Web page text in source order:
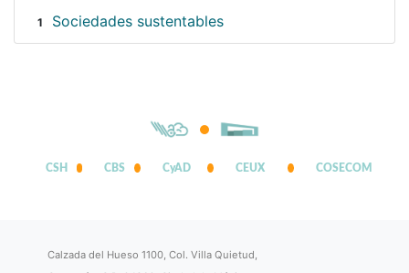
1 Sociedades sustentables
CSH CBS CyAD CEUX COSECOM
Calzada del Hueso 1100, Col. Villa Quietud,